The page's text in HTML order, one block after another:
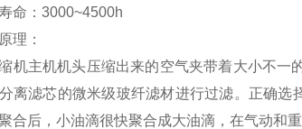
命：3000~4500h
理：
机主机机头压缩出来的空气夹带着大小不一
离滤芯的微米级玻纤滤材进行过滤。正确选
合后，小油滴很快聚合成大油滴，在气动和